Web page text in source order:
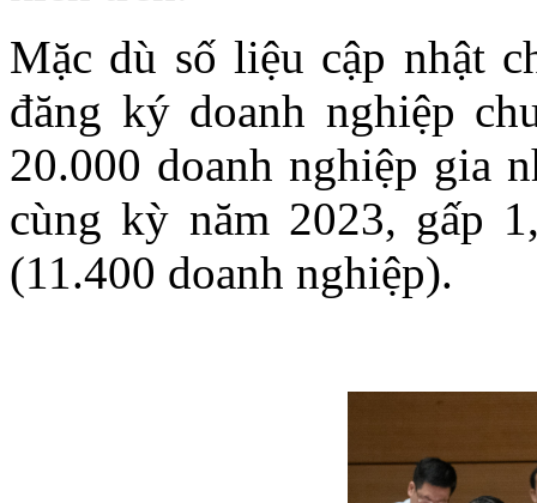
Mặc dù số liệu cập nhật
đăng ký doanh nghiệp
20.000 doanh nghiệp gia
cùng kỳ năm 2023, gấp
(11.400 doanh nghiệp).